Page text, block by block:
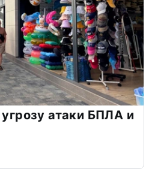
атаки БПЛА и